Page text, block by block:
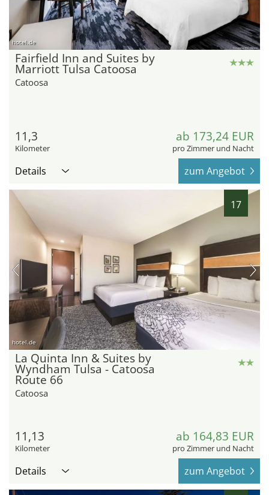
hotel.de
Fairfield Inn and Suites by
Marriott Tulsa Catoosa
Catoosa
11,3
Kilometer
ab 173,24 EUR
pro Zimmer und Nacht
Details zum Angebot
17
hotel.de
La Quinta Inn & Suites by
Wyndham Tulsa - Catoosa
Route 66
Catoosa
11,13
Kilometer
ab 164,83 EUR
pro Zimmer und Nacht
Details zum Angebot